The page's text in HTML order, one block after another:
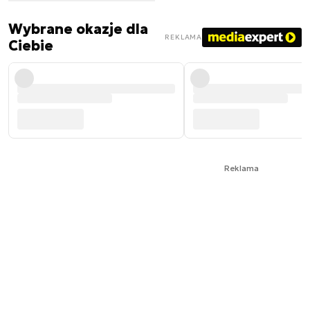
Wybrane okazje dla
Ciebie
REKLAMA
Reklama